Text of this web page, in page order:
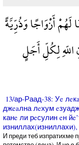
أَزْوَاجًا وَذُرِّيَّةً
اللّهِ لِكُلِّ أَجَلٍ
13/ар-Раад-38: Уe
джeaлна лeхум
канe ли рeсулин eн
И преди теб изпратихме